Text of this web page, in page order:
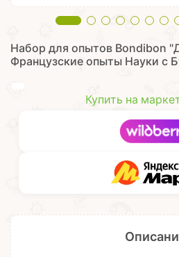
Набор для опытов Bondibon
Французские опыты Науки с
Купить на